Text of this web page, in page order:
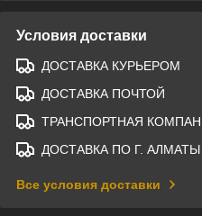
Условия доставки
ДОСТАВКА КУРЬЕРОМ
ДОСТАВКА ПОЧТОЙ
ТРАНСПОРТНАЯ
ДОСТАВКА ПО Г.
Все условия доставки